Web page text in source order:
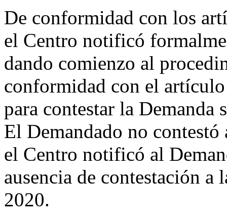
De conformidad con los
el Centro notificó
dando comienzo al
conformidad con el
para contestar la
El Demandado no
el Centro notificó al
ausencia de contestación a
2020.